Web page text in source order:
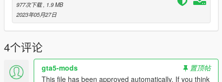
977次下载 , 1.9 MB
2023年05月27日
4个评论
gta5-mods
置顶帖
This file has been approved automatically. If you think